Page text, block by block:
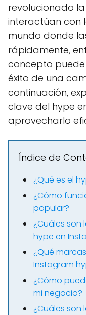
revolucionado
interactúan con
mundo donde
rápidamente,
concepto
éxito de una
continuación,
clave del hype
aprovecharlo
Índice de
¿Qué es el
¿Cómo
popular?
¿Cuáles son
hype en
¿Qué
Instagram
¿Cómo
mi negocio?
¿Cuáles son